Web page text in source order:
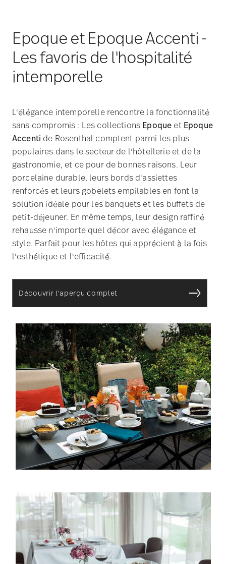
L'élégance intemporelle rencontre la fonctionnalité
sans compromis : Les collectionsEpoqueetEpoque
Accentide Rosenthal comptent parmi les plus
populaires dans le secteur de l'hôtellerie et de la
porcelaine durable, leurs bords d'assiettes
renforcés et leurs gobelets empilables en font la
solution idéale pour les banquets et les buffets de
petit-déjeuner. En même temps, leur design raffiné
rehausse n'importe quel décor avec élégance et
style. Parfait pour les hôtes qui apprécient à la fois
l'esthétique et l'efficacité.
Découvrir l'aperçu complet